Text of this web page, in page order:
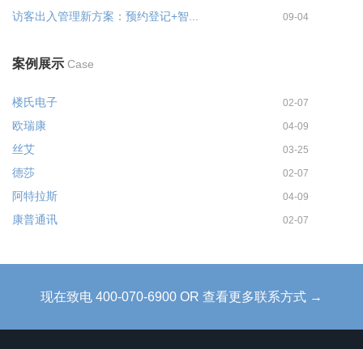
访客出入管理新方案：预约登记+智... 09-04
案例展示 Case
楼氏电子 02-07
欧瑞康 04-09
丝艾 03-25
德莎 02-07
阿特拉斯 04-09
康普通讯 02-07
现在致电 400-070-6900 OR 查看更多联系方式 →